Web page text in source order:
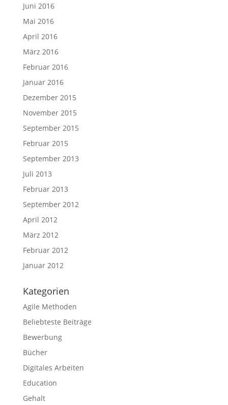
Juni 2016
Mai 2016
April 2016
März 2016
Februar 2016
Januar 2016
Dezember 2015
November 2015
September 2015
Februar 2015
September 2013
Juli 2013
Februar 2013
September 2012
April 2012
März 2012
Februar 2012
Januar 2012
Kategorien
Agile Methoden
Beliebteste Beiträge
Bewerbung
Bücher
Digitales Arbeiten
Education
Gehalt